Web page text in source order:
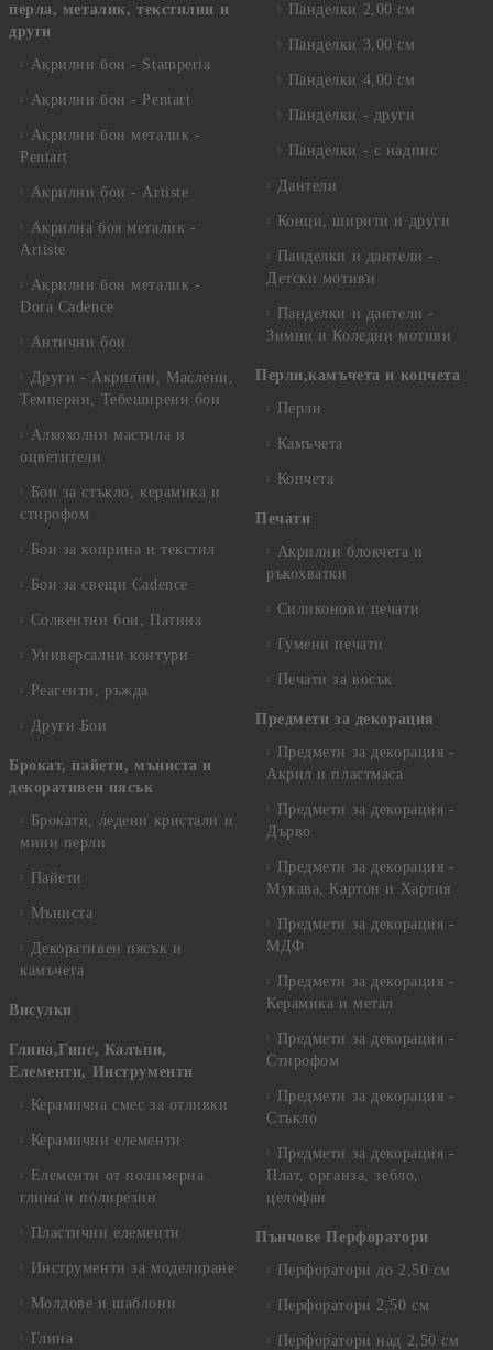
перла, металик, текстилни и
други
Акрилни бои - Stamperia
Акрилни бои - Pentart
Акрилни бои металик -
Pentart
Акрилни бои - Artiste
Акрилна боя металик -
Artiste
Акрилни бои металик -
Dora Cadence
Антични бои
Други - Акрилни, Маслени,
Темперни, Тебеширени бои
Алкохолни мастила и
оцветители
Бои за стъкло, керамика и
стирофом
Бои за коприна и текстил
Бои за свещи Cadence
Солвентни бои, Патина
Универсални контури
Реагенти, ръжда
Други Бои
Брокат, пайети, мъниста и
декоративен пясък
Брокати, ледени кристали и
мини перли
Пайети
Мъниста
Декоративен пясък и
камъчета
Висулки
Глина,Гипс, Калъпи,
Елементи, Инструменти
Керамична смес за отливки
Керамични елементи
Елементи от полимерна
глина и полирезин
Пластични елементи
Инструменти за моделиране
Молдове и шаблони
Глина
Панделки 2,00 см
Панделки 3,00 см
Панделки 4,00 см
Панделки - други
Панделки - с надпис
Дантели
Конци, ширити и други
Панделки и дантели -
Детски мотиви
Панделки и дантели -
Зимни и Коледни мотиви
Перли,камъчета и копчета
Перли
Камъчета
Копчета
Печати
Акрилни блокчета и
ръкохватки
Силиконови печати
Гумени печати
Печати за восък
Предмети за декорация
Предмети за декорация -
Акрил и пластмаса
Предмети за декорация -
Дърво
Предмети за декорация -
Мукава, Картон и Хартия
Предмети за декорация -
МДФ
Предмети за декорация -
Керамика и метал
Предмети за декорация -
Стирофом
Предмети за декорация -
Стъкло
Предмети за декорация -
Плат, органза, зебло,
целофан
Пънчове Перфоратори
Перфоратори до 2,50 см
Перфоратори 2,50 см
Перфоратори над 2,50 см